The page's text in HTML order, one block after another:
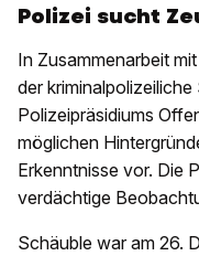
Polizei sucht
In Zusammenarbeit
der
Polizeipräsidiums
möglichen
Erkenntnisse vor. Die
verdächtige
Schäuble war am 26.